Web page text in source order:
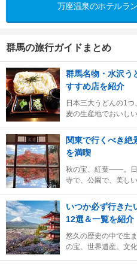
万座温泉のホテルラ
群馬の旅行ガイドまとめ
群馬名物・水沢う
すすめ店を紹介
日本三大うどんの1
麦の生産地でおいし
関東で行くべき絶
を満喫
秋の宝、紅葉――。日
寺で、公園で、美し
いつか必ず行きた
12選＆一覧を紹介
悠久の歴史の中で生
の宝、世界遺産。文